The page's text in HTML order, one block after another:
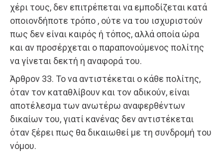
χέρι τους, δεν επιτρέπεται να εμποδίζεται κατά
οποιονδήποτε τρόπο , ούτε να του ισχυριστούν
πως δεν είναι καιρός ή τόπος, αλλά οποία ώρα
και αν προσέρχεται ο παραπονούμενος πολίτης
να γίνεται δεκτή η αναφορά του.
Άρθρον 33. Το να αντιστέκεται ο κάθε πολίτης,
όταν τον καταθλίβουν και τον αδικούν, είναι
αποτέλεσμα των ανωτέρω αναφερθέντων
δικαίων του, γιατί κανένας δεν αντιστέκεται
όταν ξέρει πως θα δικαιωθεί με τη συνδρομή του
νόμου.